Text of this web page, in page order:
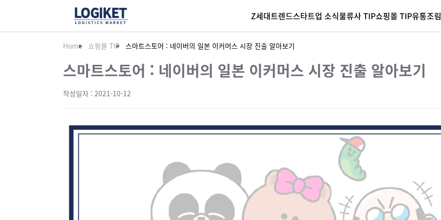
Z세대트렌드스타트업 소식물류사 TIP쇼핑몰 TIP유통조림
Home 쇼핑몰 TIP 스마트스토어 : 네이버의 일본 이커머스 시장 진출 알아보기
스마트스토어 : 네이버의 일본 이커머스 시장 진출 알아보기
작성일자 : 2021-10-12